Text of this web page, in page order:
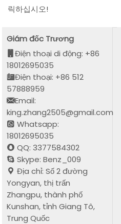
릭하십시오!
Giám đốc Trương
Điện thoại di động: +86
18012695035
Điện thoại: +86 512
57888959
Email:
king.zhang2505@gmail.com
Whatsapp:
18012695035
QQ: 3377584302
Skype: Benz_009
Địa chỉ: Số 2 đường
Yongyan, thị trấn
Zhangpu, thành phố
Kunshan, tỉnh Giang Tô,
Trung Quốc